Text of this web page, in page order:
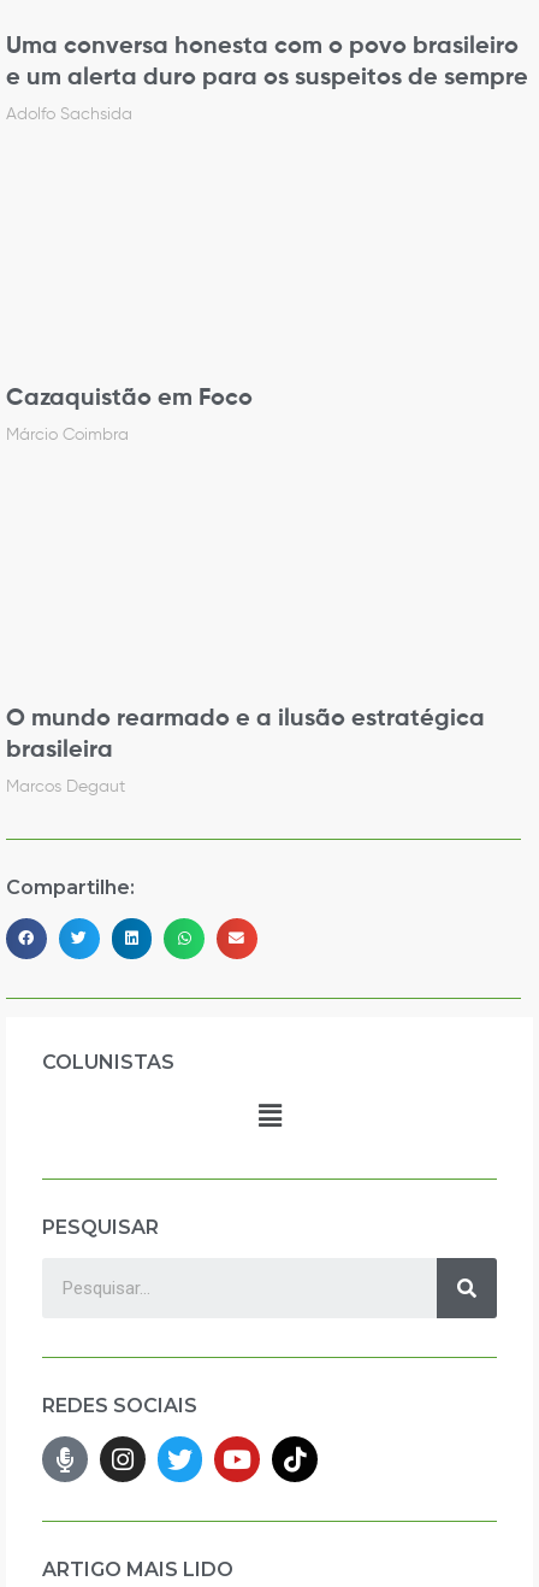
Uma conversa honesta com o povo brasileiro
e um alerta duro para os suspeitos de sempre
Adolfo Sachsida
Cazaquistão em Foco
Márcio Coimbra
O mundo rearmado e a ilusão estratégica
brasileira
Marcos Degaut
Compartilhe:
COLUNISTAS
PESQUISAR
REDES SOCIAIS
ARTIGO MAIS LIDO